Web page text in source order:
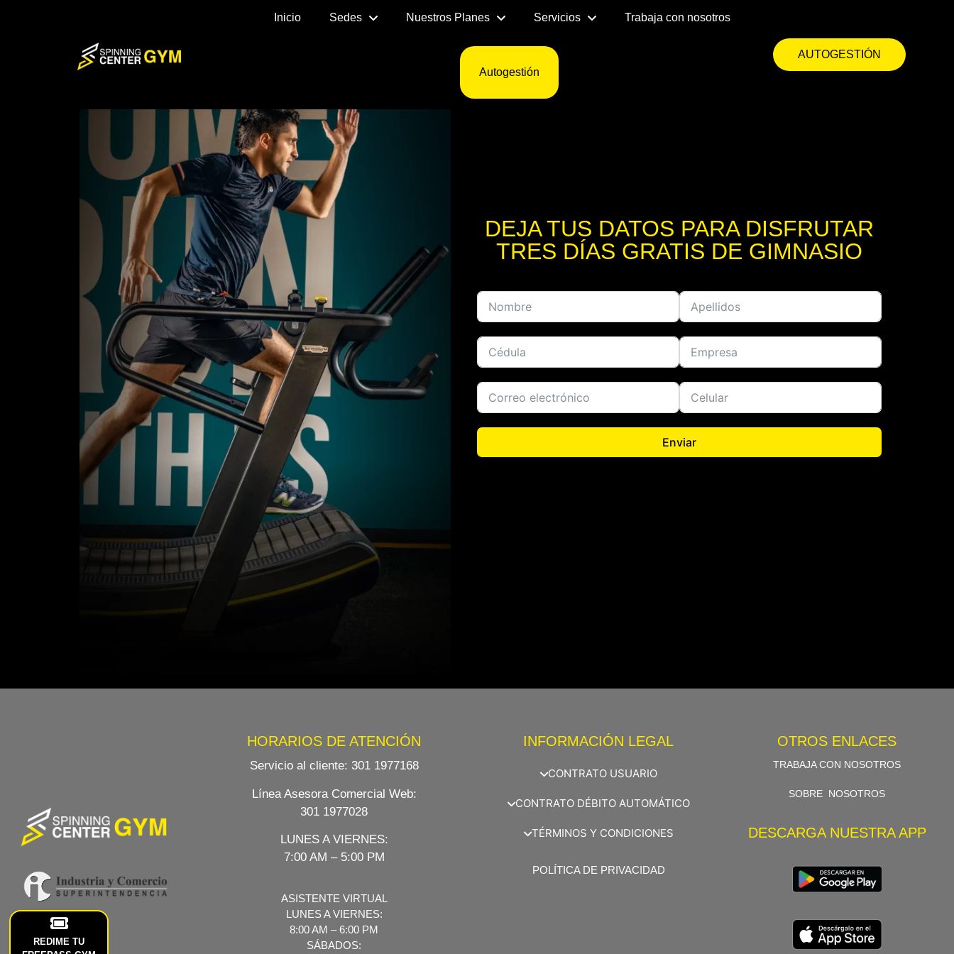
Inicio Sedes Nuestros Planes Servicios Trabaja con nosotros
Autogestión
AUTOGESTIÓN
REDIME TU
DEJA TUS DATOS PARA DISFRUTAR
TRES DÍAS GRATIS DE GIMNASIO
Enviar
HORARIOS DE ATENCIÓN
Servicio al cliente: 301 1977168
Línea Asesora Comercial Web:
301 1977028
LUNES A VIERNES:
7:00 AM – 5:00 PM
ASISTENTE VIRTUAL
LUNES A VIERNES:
8:00 AM – 6:00 PM
SÁBADOS:
INFORMACIÓN LEGAL
CONTRATO USUARIO
CONTRATO DÉBITO AUTOMÁTICO
TÉRMINOS Y CONDICIONES
POLÍTICA DE PRIVACIDAD
OTROS ENLACES
TRABAJA CON NOSOTROS
SOBRE NOSOTROS
DESCARGA NUESTRA APP